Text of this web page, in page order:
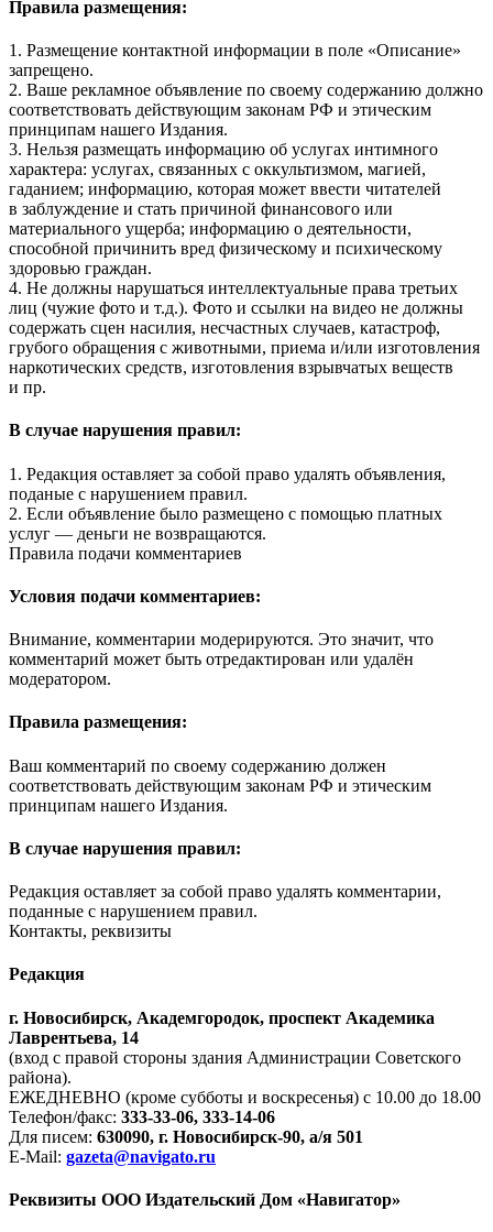
Правила размещения:
1. Размещение контактной информации в поле «Описание»
запрещено.
2. Ваше рекламное объявление по своему содержанию должно
соответствовать действующим законам РФ и этическим
принципам нашего Издания.
3. Нельзя размещать информацию об услугах интимного
характера: услугах, связанных с оккультизмом, магией,
гаданием; информацию, которая может ввести читателей
в заблуждение и стать причиной финансового или
материального ущерба; информацию о деятельности,
способной причинить вред физическому и психическому
здоровью граждан.
4. Не должны нарушаться интеллектуальные права третьих
лиц (чужие фото и т.д.). Фото и ссылки на видео не должны
содержать сцен насилия, несчастных случаев, катастроф,
грубого обращения с животными, приема и/или изготовления
наркотических средств, изготовления взрывчатых веществ
и пр.
В случае нарушения правил:
1. Редакция оставляет за собой право удалять объявления,
поданые с нарушением правил.
2. Если объявление было размещено с помощью платных
услуг — деньги не возвращаются.
Правила подачи комментариев
Условия подачи комментариев:
Внимание, комментарии модерируются. Это значит, что
комментарий может быть отредактирован или удалён
модератором.
Правила размещения:
Ваш комментарий по своему содержанию должен
соответствовать действующим законам РФ и этическим
принципам нашего Издания.
В случае нарушения правил:
Редакция оставляет за собой право удалять комментарии,
поданные с нарушением правил.
Контакты, реквизиты
Редакция
г. Новосибирск, Академгородок, проспект Академика
Лаврентьева, 14
(вход с правой стороны здания Администрации Советского
района).
ЕЖЕДНЕВНО (кроме субботы и воскресенья) с 10.00 до 18.00
Телефон/факс: 333-33-06, 333-14-06
Для писем: 630090, г. Новосибирск-90, а/я 501
E-Mail: gazeta@navigato.ru
Реквизиты ООО Издательский Дом «Навигатор»